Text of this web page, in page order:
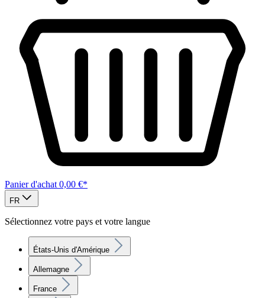
Panier d'achat 0,00 €*
FR
Sélectionnez votre pays et votre langue
États-Unis d'Amérique
Allemagne
France